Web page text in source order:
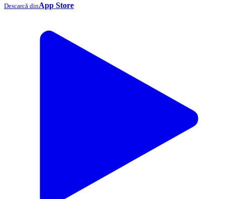
Descarcă dinApp Store